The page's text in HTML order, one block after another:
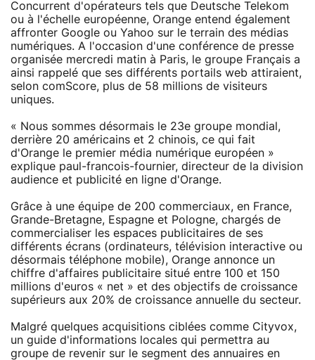
Concurrent d'opérateurs tels que Deutsche Telekom
ou à l'échelle européenne, Orange entend également
affronter Google ou Yahoo sur le terrain des médias
numériques. A l'occasion d'une conférence de presse
organisée mercredi matin à Paris, le groupe Français a
ainsi rappelé que ses différents portails web attiraient,
selon comScore, plus de 58 millions de visiteurs
uniques.
« Nous sommes désormais le 23e groupe mondial,
derrière 20 américains et 2 chinois, ce qui fait
d'Orange le premier média numérique européen »
explique paul-francois-fournier, directeur de la division
audience et publicité en ligne d'Orange.
Grâce à une équipe de 200 commerciaux, en France,
Grande-Bretagne, Espagne et Pologne, chargés de
commercialiser les espaces publicitaires de ses
différents écrans (ordinateurs, télévision interactive ou
désormais téléphone mobile), Orange annonce un
chiffre d'affaires publicitaire situé entre 100 et 150
millions d'euros « net » et des objectifs de croissance
supérieurs aux 20% de croissance annuelle du secteur.
Malgré quelques acquisitions ciblées comme Cityvox,
un guide d'informations locales qui permettra au
groupe de revenir sur le segment des annuaires en